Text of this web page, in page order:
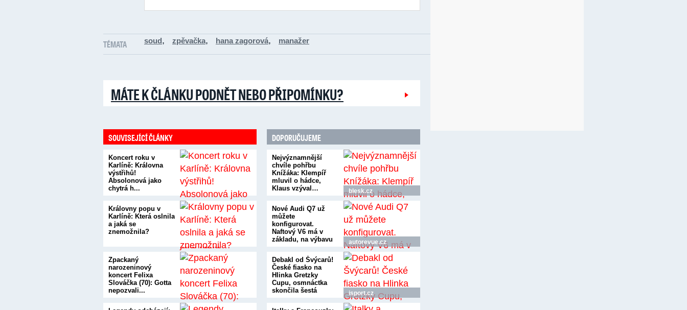
TÉMATA soud, zpěvačka, hana zagorová, manažer
MÁTE K ČLÁNKU PODNĚT NEBO PŘIPOMÍNKU?
SOUVISEJÍCÍ ČLÁNKY
Koncert roku v
Karlíně: Královna
výstřihů!
Absolonová jako
chytrá h...
Královny popu v
Karlíně: Která oslnila
a jaká se
znemožnila?
Zpackaný
narozeninový
koncert Felixa
Slováčka (70): Gotta
nepozvali...
DOPORUČUJEME
Nejvýznamnější
chvíle pohřbu
Knížáka: Klempíř
mluvil o hádce,
Klaus vzýval…
blesk.cz
Nové Audi Q7 už
můžete
konfigurovat.
Naftový V6 má v
základu, na výbavu
autorevue.cz
Debakl od Švýcarů!
České fiasko na
Hlinka Gretzky
Cupu, osmnáctka
skončila šestá
isport.cz